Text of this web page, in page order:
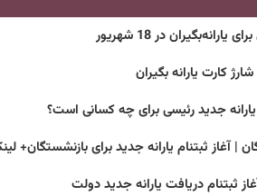
ثبتنام دریافت یارانه جدید دولت